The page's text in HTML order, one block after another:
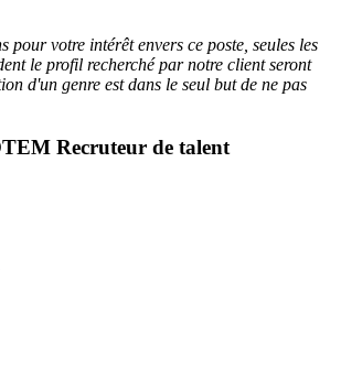
pour votre intérêt envers ce poste, seules les
le profil recherché par notre client seront
d'un genre est dans le seul but de ne pas
Recruteur de talent